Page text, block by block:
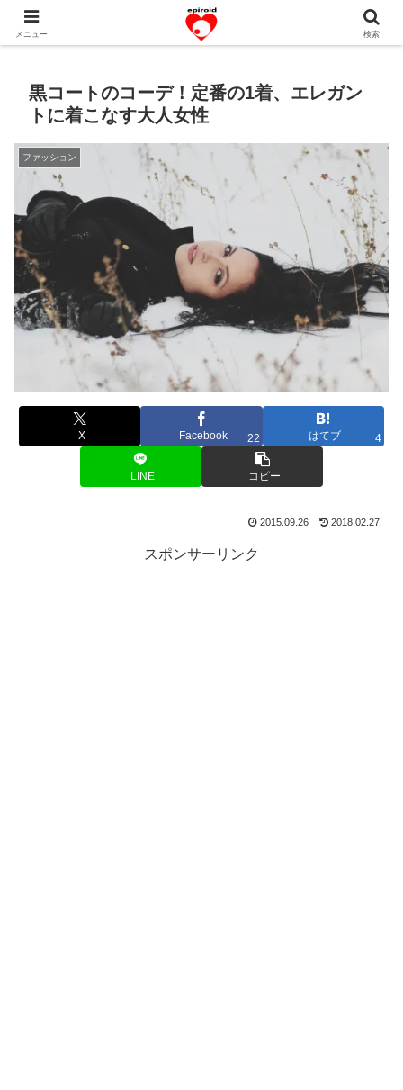
恋愛共感エピソード。あなたのストーリーを変えていく！。
黒コートのコーデ！定番の1着、エレガン
トに着こなす大人女性
ファッション
X Facebook 22 はてブ 4
LINE コピー
2015.09.26 2018.02.27
スポンサーリンク
メニュー 検索